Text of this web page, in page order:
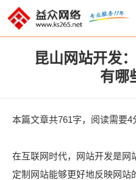
昆山网站开发
有哪
本篇文章共761字，阅读需要4
在互联网时代，网站开发是网
定制网站能够更好地反映网站